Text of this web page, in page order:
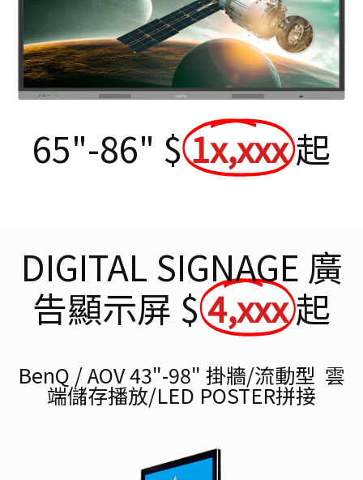
65"-86" $ 1x,xxx起
DIGITAL SIGNAGE 廣
告顯示屏 $ 4,xxx起
BenQ / AOV 43"-98" 掛牆/流動型 雲
端儲存播放/LED POSTER拼接